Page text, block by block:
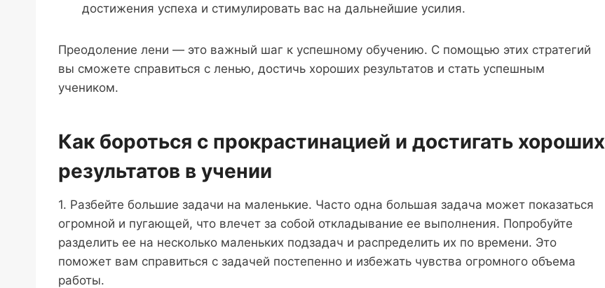
достижения успеха и стимулировать вас на дальнейшие усилия.
Преодоление лени — это важный шаг к успешному обучению. С помощью этих стратегий
вы сможете справиться с ленью, достичь хороших результатов и стать успешным
учеником.
Как бороться с прокрастинацией и достигать хороших
результатов в учении
1. Разбейте большие задачи на маленькие. Часто одна большая задача может показаться
огромной и пугающей, что влечет за собой откладывание ее выполнения. Попробуйте
разделить ее на несколько маленьких подзадач и распределить их по времени. Это
поможет вам справиться с задачей постепенно и избежать чувства огромного объема
работы.